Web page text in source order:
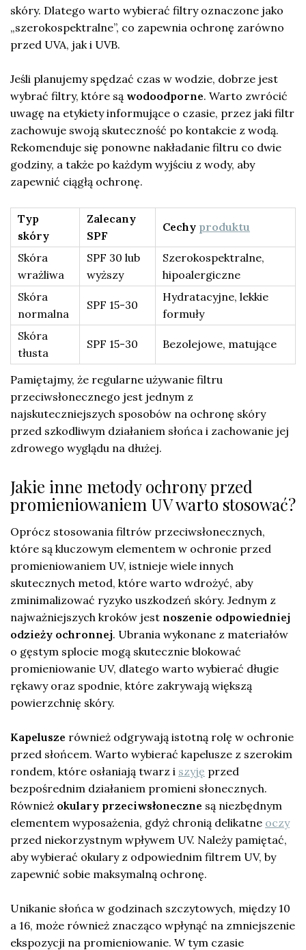
skóry. Dlatego warto wybierać filtry oznaczone jako
„szerokospektralne”, co zapewnia ochronę zarówno
przed UVA, jak i UVB.
Jeśli planujemy spędzać czas w wodzie, dobrze jest
wybrać filtry, które są wodoodporne. Warto zwrócić
uwagę na etykiety informujące o czasie, przez jaki filtr
zachowuje swoją skuteczność po kontakcie z wodą.
Rekomenduje się ponowne nakładanie filtru co dwie
godziny, a także po każdym wyjściu z wody, aby
zapewnić ciągłą ochronę.
Typ
skóry
Zalecany
SPF
Cechy produktu
Skóra
wrażliwa
SPF 30 lub
wyższy
Szerokospektralne,
hipoalergiczne
Skóra
normalna
SPF 15-30
Hydratacyjne, lekkie
formuły
Skóra
tłusta
SPF 15-30 Bezolejowe, matujące
Pamiętajmy, że regularne używanie filtru
przeciwsłonecznego jest jednym z
najskuteczniejszych sposobów na ochronę skóry
przed szkodliwym działaniem słońca i zachowanie jej
zdrowego wyglądu na dłużej.
Jakie inne metody ochrony przed
promieniowaniem UV warto stosować?
Oprócz stosowania filtrów przeciwsłonecznych,
które są kluczowym elementem w ochronie przed
promieniowaniem UV, istnieje wiele innych
skutecznych metod, które warto wdrożyć, aby
zminimalizować ryzyko uszkodzeń skóry. Jednym z
najważniejszych kroków jest noszenie odpowiedniej
odzieży ochronnej. Ubrania wykonane z materiałów
o gęstym splocie mogą skutecznie blokować
promieniowanie UV, dlatego warto wybierać długie
rękawy oraz spodnie, które zakrywają większą
powierzchnię skóry.
Kapelusze również odgrywają istotną rolę w ochronie
przed słońcem. Warto wybierać kapelusze z szerokim
rondem, które osłaniają twarz i szyję przed
bezpośrednim działaniem promieni słonecznych.
Również okulary przeciwsłoneczne są niezbędnym
elementem wyposażenia, gdyż chronią delikatne oczy
przed niekorzystnym wpływem UV. Należy pamiętać,
aby wybierać okulary z odpowiednim filtrem UV, by
zapewnić sobie maksymalną ochronę.
Unikanie słońca w godzinach szczytowych, między 10
a 16, może również znacząco wpłynąć na zmniejszenie
ekspozycji na promieniowanie. W tym czasie